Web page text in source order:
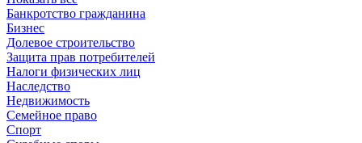
Банкротство гражданина
Бизнес
Долевое строительство
Защита прав потребителей
Налоги физических лиц
Наследство
Недвижимость
Семейное право
Спорт